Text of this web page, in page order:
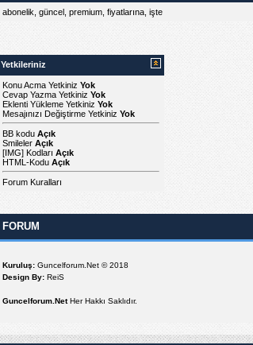
abonelik güncel premium fiyatlarına işte
Yetkileriniz
Konu Acma Yetkiniz Yok
Cevap Yazma Yetkiniz Yok
Eklenti Yükleme Yetkiniz Yok
Mesajınızı Değiştirme Yetkiniz Yok
BB kodu Açık
Smileler Açık
[IMG] Kodları Açık
HTML-Kodu Açık
Forum Kuralları
FORUM
Kuruluş: Guncelforum.Net © 2018
Design By: ReiS
Guncelforum.NetHer Hakkı Saklıdır.